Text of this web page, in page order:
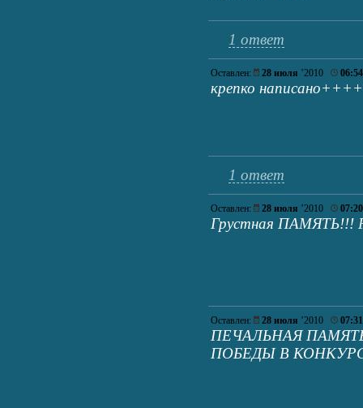
1 ответ
Оставлен: 28 июля ’2010 06:54
крепко
1 ответ
Оставлен: 28 июля ’2010 07:20
Грустная ПАМЯТЬ!!!
Оставлен: 28 июля ’2010 07:31
ПЕЧАЛЬНАЯ
ПОБЕДЫ В